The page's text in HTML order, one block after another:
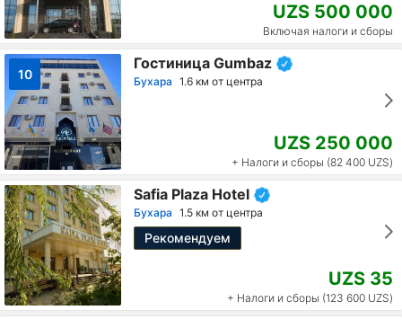
UZS 500 000
Включая налоги и сборы
10
Гостиница Gumbaz
Бухара 1.6 км от центра
UZS 250 000
+ Налоги и сборы (82 400 UZS)
Safia Plaza Hotel
Бухара 1.5 км от центра
Рекомендуем
UZS 35
+ Налоги и сборы (123 600 UZS)